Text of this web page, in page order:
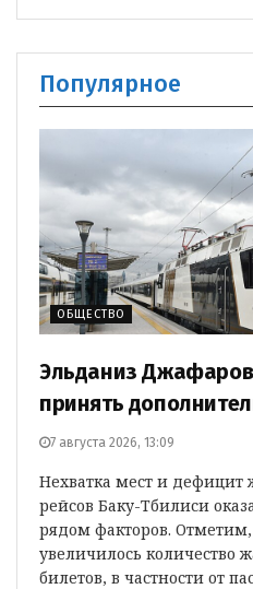
Популярное
ОБЩЕСТВО
Эльданиз
принять
7 августа 2026, 13:09
Нехватка мест и
рейсов Баку-Тбилиси
рядом факторов.
увеличилось количество
билетов, в частности от